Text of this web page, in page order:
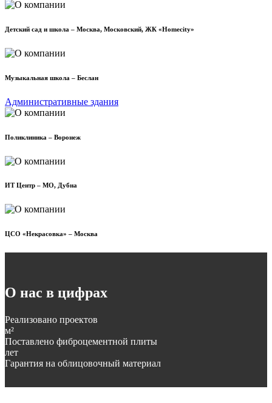
Детский сад и школа – Москва, Московский, ЖК «Homecity»
Музыкальная школа – Беслан
Административные здания
Поликлиника – Воронеж
ИТ Центр – МО, Дубна
ЦСО «Некрасовка» – Москва
О нас в цифрах
Реализовано проектов
м²
Поставлено фиброцементной плиты
лет
Гарантия на облицовочный материал